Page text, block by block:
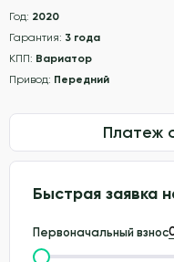
Год: 2020
Гарантия: 3 года
КПП: Вариатор
Привод: Передний
Платеж
Быстрая заявка
Первоначальный взнос